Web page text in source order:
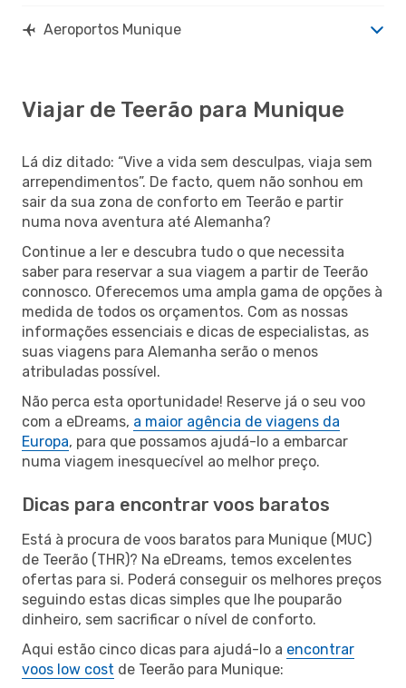
Aeroportos Munique
Viajar de Teerão para Munique
Lá diz ditado: “Vive a vida sem desculpas, viaja sem
arrependimentos”. De facto, quem não sonhou em
sair da sua zona de conforto em Teerão e partir
numa nova aventura até Alemanha?
Continue a ler e descubra tudo o que necessita
saber para reservar a sua viagem a partir de Teerão
connosco. Oferecemos uma ampla gama de opções à
medida de todos os orçamentos. Com as nossas
informações essenciais e dicas de especialistas, as
suas viagens para Alemanha serão o menos
atribuladas possível.
Não perca esta oportunidade! Reserve já o seu voo
com a eDreams, a maior agência de viagens da
Europa, para que possamos ajudá-lo a embarcar
numa viagem inesquecível ao melhor preço.
Dicas para encontrar voos baratos
Está à procura de voos baratos para Munique (MUC)
de Teerão (THR)? Na eDreams, temos excelentes
ofertas para si. Poderá conseguir os melhores preços
seguindo estas dicas simples que lhe pouparão
dinheiro, sem sacrificar o nível de conforto.
Aqui estão cinco dicas para ajudá-lo a encontrar
voos low cost de Teerão para Munique: